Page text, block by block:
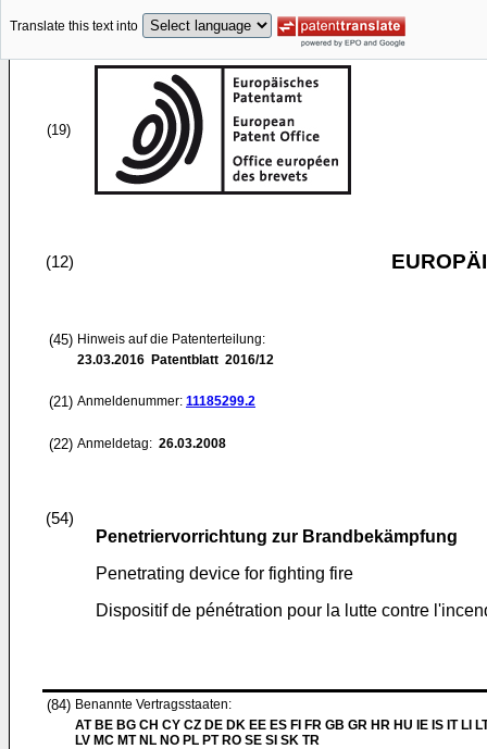
Translate this text into
(19)
(12)
(45) Hinweis auf die Patenterteilung:
23.03.2016 Patentblatt 2016/12
(21) Anmeldenummer: 11185299.2
(22) Anmeldetag: 26.03.2008
(54)
Penetriervorrichtung zur Brandbekämpfung
Penetrating device for fighting fire
Dispositif de pénétration pour la lutte contre
(84) Benannte Vertragsstaaten:
AT BE BG CH CY CZ DE DK EE ES FI FR GB GR HR HU IE IS IT LI
LV MC MT NL NO PL PT RO SE SI SK TR